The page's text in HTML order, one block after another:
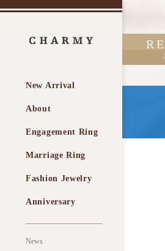
New Arrival
About
Engagement Ring
Marriage Ring
Fashion Jewelry
Anniversary
News